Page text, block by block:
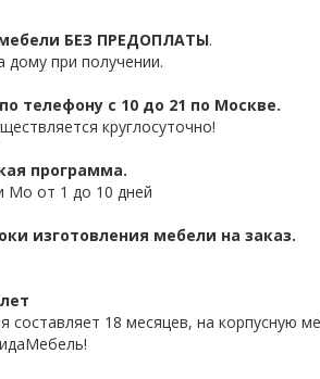
БЕЗ ПРЕДОПЛАТЫ.
при получении.
телефону с 10 до 21 по Москве.
круглосуточно!
программа.
Мо от 1 до 10 дней
изготовления мебели на заказ.
составляет 18 месяцев, на корпусную